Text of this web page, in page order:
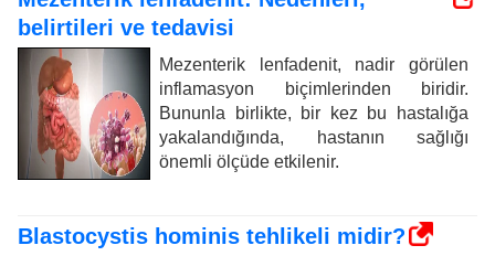
belirtileri ve tedavisi
Mezenterik lenfadenit, nadir görülen
inflamasyon biçimlerinden biridir.
Bununla birlikte, bir kez bu hastalığa
yakalandığında, hastanın sağlığı
önemli ölçüde etkilenir.
Blastocystis hominis tehlikeli midir?